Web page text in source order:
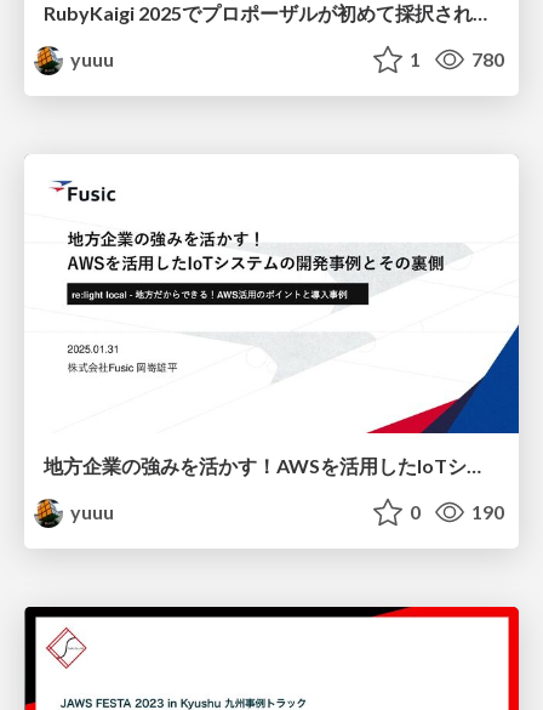
RubyKaigi 2025でプロポーザルが初めて採択されるまでにやったこと
yuuu
1 780
地方企業の強みを活かす！AWSを活用したIoTシステムの開発事例とその裏側
yuuu
0 190